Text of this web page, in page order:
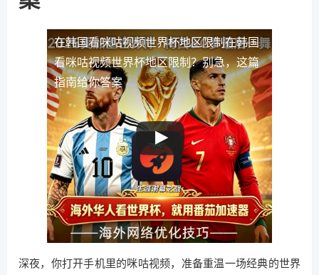
在韩国看咪咕视频世界杯地区限制在韩国
看咪咕视频世界杯地区限制？别急，这篇
指南给你答案
深夜，你打开手机里的咪咕视频，准备重温一场经典的世界